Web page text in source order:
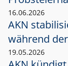
16.06.2026
AKN
während
19.05.2026